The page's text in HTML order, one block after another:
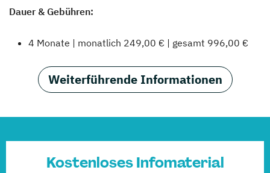
Dauer & Gebühren:
4 Monate | monatlich 249,00 € | gesamt 996,00 €
Weiterführende Informationen
Kostenloses Infomaterial